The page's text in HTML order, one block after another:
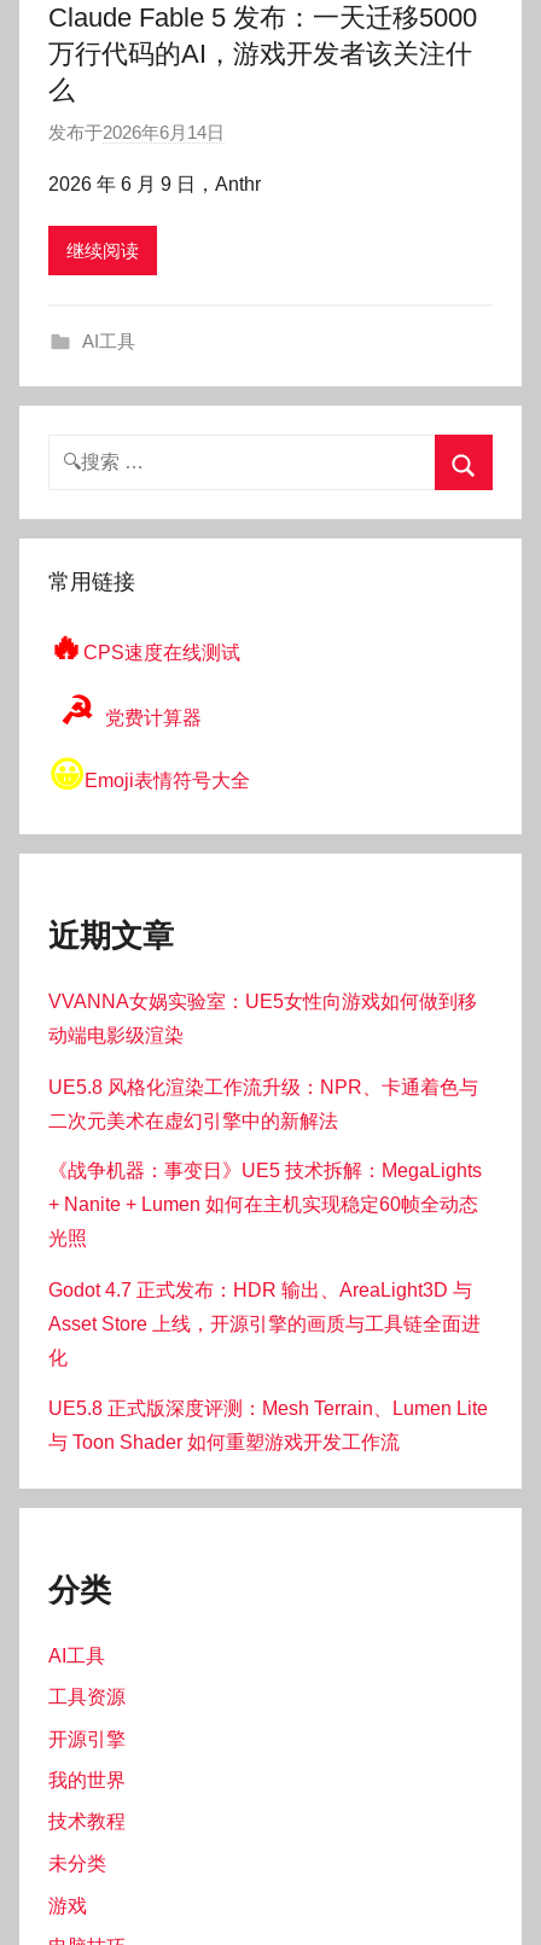
Claude Fable 5 发布：一天迁移5000
万行代码的AI，游戏开发者该关注什
么
发布于2026年6月14日
:
o
2026 年 6 月 9 日，Anthr
继续阅读
AI工具
搜
索
常用链接
🔥 CPS速度在线测试
☭ 党费计算器
😀Emoji表情符号大全
近期文章
VVANNA女娲实验室：UE5女性向游戏如何做到移
动端电影级渲染
UE5.8 风格化渲染工作流升级：NPR、卡通着色与
二次元美术在虚幻引擎中的新解法
《战争机器：事变日》UE5 技术拆解：MegaLights
+ Nanite + Lumen 如何在主机实现稳定60帧全动态
光照
Godot 4.7 正式发布：HDR 输出、AreaLight3D 与
Asset Store 上线，开源引擎的画质与工具链全面进
化
UE5.8 正式版深度评测：Mesh Terrain、Lumen Lite
与 Toon Shader 如何重塑游戏开发工作流
分类
AI工具
工具资源
开源引擎
我的世界
技术教程
未分类
游戏